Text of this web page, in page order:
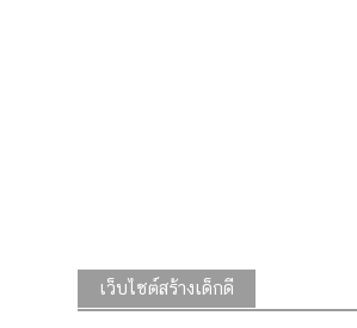
เว็บไซต์สร้างเด็กดี